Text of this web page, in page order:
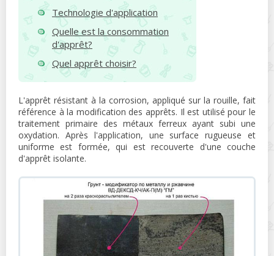
Technologie d'application
Quelle est la consommation
d'apprêt?
Quel apprêt choisir?
L'apprêt résistant à la corrosion, appliqué sur la rouille, fait
référence à la modification des apprêts. Il est utilisé pour le
traitement primaire des métaux ferreux ayant subi une
oxydation. Après l'application, une surface rugueuse et
uniforme est formée, qui est recouverte d'une couche
d'apprêt isolante.